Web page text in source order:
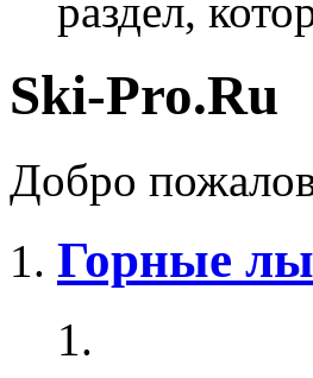
раздел,
Ski-Pro.Ru
Добро
Горные